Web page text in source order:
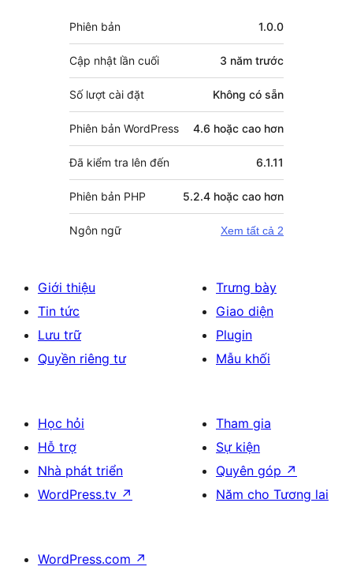
Meta
Phiên bản 1.0.0
Cập nhật lần cuối 3 năm trước
Số lượt cài đặt Không có sẵn
Phiên bản WordPress 4.6 hoặc cao hơn
Đã kiểm tra lên đến 6.1.11
Phiên bản PHP 5.2.4 hoặc cao hơn
Ngôn ngữ Xem tất cả 2
Giới thiệu
Tin tức
Lưu trữ
Quyền riêng tư
Trưng bày
Giao diện
Plugin
Mẫu khối
Học hỏi
Hỗ trợ
Nhà phát triển
WordPress.tv ↗
Tham gia
Sự kiện
Quyên góp ↗
Năm cho Tương lai
WordPress.com ↗